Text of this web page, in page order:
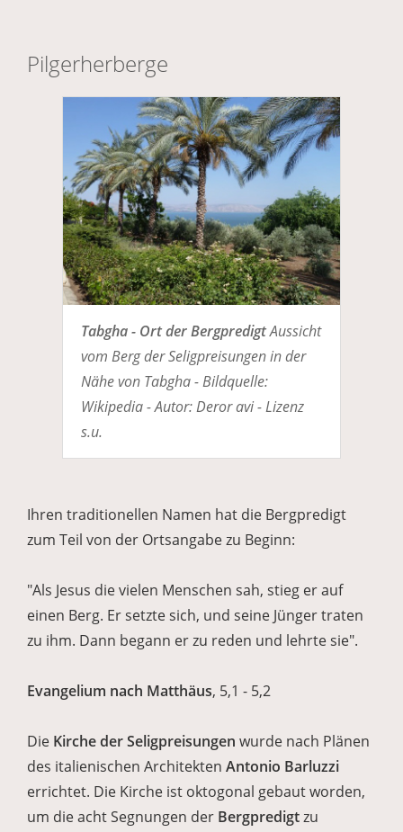
Pilgerherberge
Tabgha - Ort der BergpredigtAussicht
vom Berg der Seligpreisungen in der
Nähe von Tabgha - Bildquelle:
Wikipedia - Autor: Deror avi - Lizenz
s.u.
Ihren traditionellen Namen hat die Bergpredigt
zum Teil von der Ortsangabe zu Beginn:
"Als Jesus die vielen Menschen sah, stieg er auf
einen Berg. Er setzte sich, und seine Jünger traten
zu ihm. Dann begann er zu reden und lehrte sie".
Evangelium nach Matthäus, 5,1 - 5,2
Die Kirche der Seligpreisungen wurde nach Plänen
des italienischen Architekten Antonio Barluzzi
errichtet. Die Kirche ist oktogonal gebaut worden,
um die acht Segnungen der Bergpredigtzu